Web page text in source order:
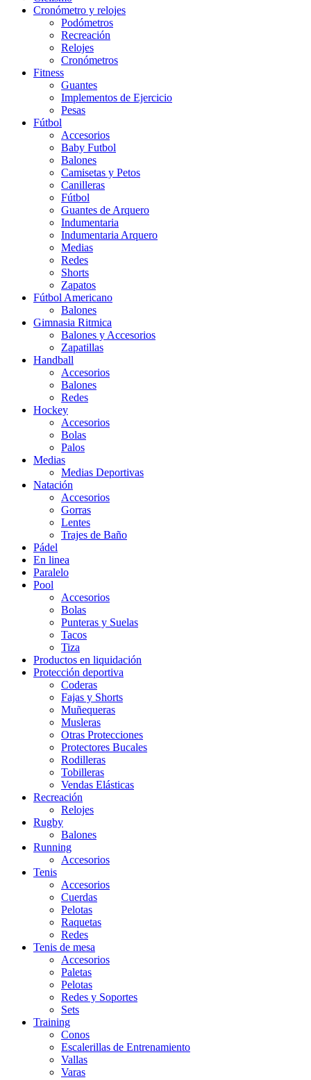
Cronómetro y relojes
Podómetros
Recreación
Relojes
Cronómetros
Fitness
Guantes
Implementos de Ejercicio
Pesas
Fútbol
Accesorios
Baby Futbol
Balones
Camisetas y Petos
Canilleras
Fútbol
Guantes de Arquero
Indumentaria
Indumentaria Arquero
Medias
Redes
Shorts
Zapatos
Fútbol Americano
Balones
Gimnasia Ritmica
Balones y Accesorios
Zapatillas
Handball
Accesorios
Balones
Redes
Hockey
Accesorios
Bolas
Palos
Medias
Medias Deportivas
Natación
Accesorios
Gorras
Lentes
Trajes de Baño
Pádel
En linea
Paralelo
Pool
Accesorios
Bolas
Punteras y Suelas
Tacos
Tiza
Productos en liquidación
Protección deportiva
Coderas
Fajas y Shorts
Muñequeras
Musleras
Otras Protecciones
Protectores Bucales
Rodilleras
Tobilleras
Vendas Elásticas
Recreación
Relojes
Rugby
Balones
Running
Accesorios
Tenis
Accesorios
Cuerdas
Pelotas
Raquetas
Redes
Tenis de mesa
Accesorios
Paletas
Pelotas
Redes y Soportes
Sets
Training
Conos
Escalerillas de Entrenamiento
Vallas
Varas